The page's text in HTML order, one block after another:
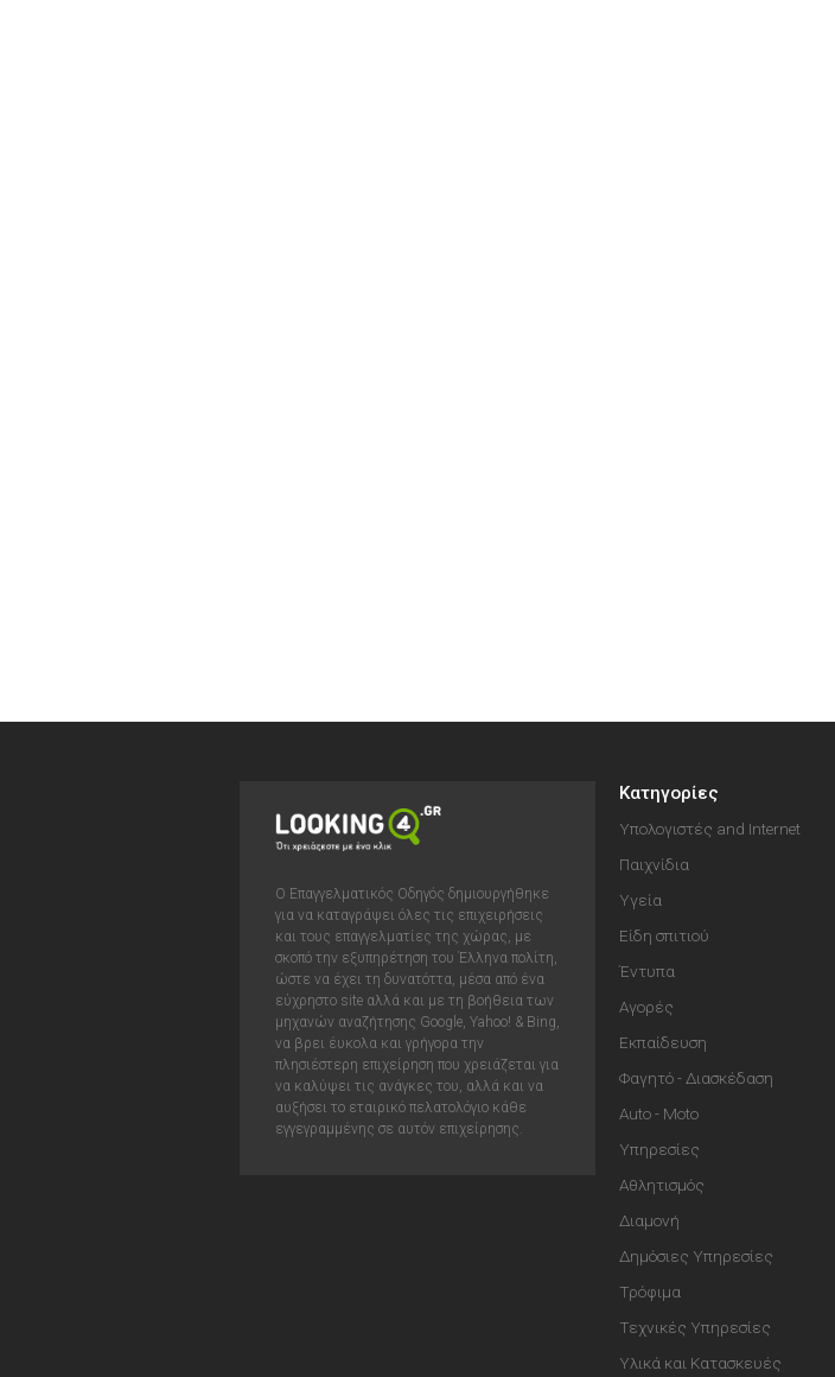
Ο Επαγγελματικός Οδηγός δημιουργήθηκε
για να καταγράψει όλες τις επιχειρήσεις
και τους επαγγελματίες της χώρας, με
σκοπό την εξυπηρέτηση του Έλληνα πολίτη,
ώστε να έχει τη δυνατόττα, μέσα από ένα
εύχρηστο site αλλά και με τη βοήθεια των
μηχανών αναζήτησης Google, Yahoo! & Bing,
να βρει έυκολα και γρήγορα την
πλησιέστερη επιχείρηση που χρειάζεται για
να καλύψει τις ανάγκες του, αλλά και να
αυξήσει το εταιρικό πελατολόγιο κάθε
εγγεγραμμένης σε αυτόν επιχείρησης.
Κατηγορίες
Υπολογιστές and Internet
Παιχνίδια
Υγεία
Είδη σπιτιού
Έντυπα
Αγορές
Εκπαίδευση
Φαγητό - Διασκέδαση
Auto - Moto
Υπηρεσίες
Αθλητισμός
Διαμονή
Δημόσιες Υπηρεσίες
Τρόφιμα
Τεχνικές Υπηρεσίες
Υλικά και Κατασκευές